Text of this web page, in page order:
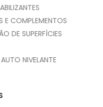
E COMPLEMENTOS
DE SUPERFÍCIES
NIVELANTE